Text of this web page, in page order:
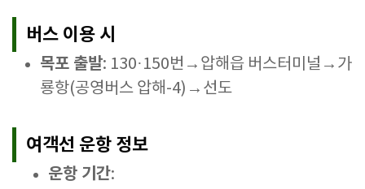
버스 이용 시
목포 출발: 130·150번→압해읍 버스터미널→가
룡항(공영버스 압해-4)→선도
여객선 운항 정보
운항 기간: